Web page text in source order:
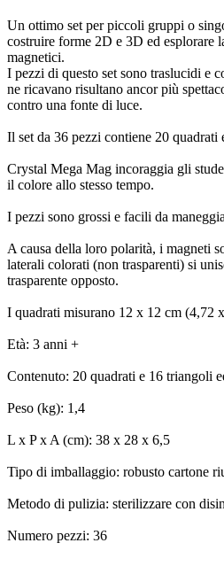
Un ottimo set per piccoli gruppi o
costruire forme 2D e 3D ed esplorare
magnetici.
I pezzi di questo set sono traslucidi e
ne ricavano risultano ancor più
contro una fonte di luce.
Il set da 36 pezzi contiene 20 quadrati
Crystal Mega Mag incoraggia gli
il colore allo stesso tempo.
I pezzi sono grossi e facili da
A causa della loro polarità, i magneti
laterali colorati (non trasparenti) si
trasparente opposto.
I quadrati misurano 12 x 12 cm (4,72
Età: 3 anni +
Contenuto: 20 quadrati e 16 triangoli
Peso (kg): 1,4
L x P x A (cm): 38 x 28 x 6,5
Tipo di imballaggio: robusto cartone
Metodo di pulizia: sterilizzare con
Numero pezzi: 36